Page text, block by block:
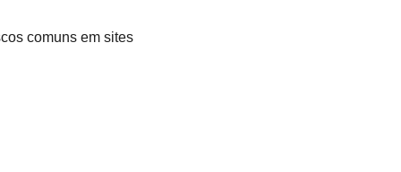
comuns em sites